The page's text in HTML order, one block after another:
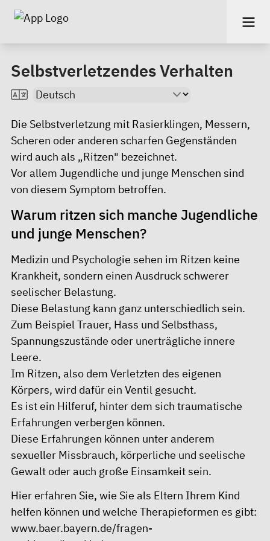
Selbstverletzendes Verhalten
Die Selbstverletzung mit Rasierklingen, Messern,
Scheren oder anderen scharfen Gegenständen
wird auch als „Ritzen" bezeichnet.
Vor allem Jugendliche und junge Menschen sind
von diesem Symptom betroffen.
Warum ritzen sich manche Jugendliche
und junge Menschen?
Medizin und Psychologie sehen im Ritzen keine
Krankheit, sondern einen Ausdruck schwerer
seelischer Belastung.
Diese Belastung kann ganz unterschiedlich sein.
Zum Beispiel Trauer, Hass und Selbsthass,
Spannungszustände oder unerträgliche innere
Leere.
Im Ritzen, also dem Verletzten des eigenen
Körpers, wird dafür ein Ventil gesucht.
Es ist ein Hilferuf, hinter dem sich traumatische
Erfahrungen verbergen können.
Diese Erfahrungen können unter anderem
sexueller Missbrauch, körperliche und seelische
Gewalt oder auch große Einsamkeit sein.
Hier erfahren Sie, wie Sie als Eltern Ihrem Kind
helfen können und welche Therapieformen es gibt:
www.baer.bayern.de/fragen-